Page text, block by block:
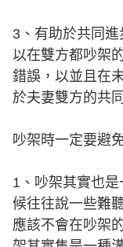
3、有助於共同
以在雙方都吵架
錯誤，以並且在
於夫妻雙方的共
吵架時一定要避
1、吵架其實也
候往往說一些難
應該不會在吵架